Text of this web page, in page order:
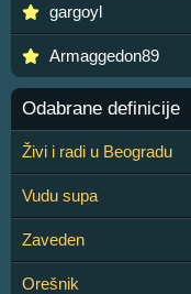
gargoyl
Armaggedon89
Odabrane definicije
Živi i radi u Beogradu
Vudu supa
Zaveden
Orešnik